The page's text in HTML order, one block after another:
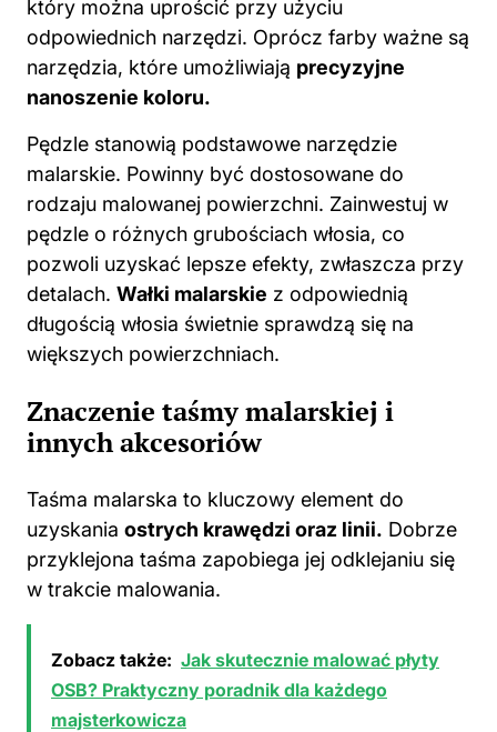
który można uprościć przy użyciu
odpowiednich narzędzi. Oprócz farby ważne są
narzędzia, które umożliwiają precyzyjne
nanoszenie koloru.
Pędzle stanowią podstawowe narzędzie
malarskie. Powinny być dostosowane do
rodzaju malowanej powierzchni. Zainwestuj w
pędzle o różnych grubościach włosia, co
pozwoli uzyskać lepsze efekty, zwłaszcza przy
detalach. Wałki malarskie z odpowiednią
długością włosia świetnie sprawdzą się na
większych powierzchniach.
Znaczenie taśmy malarskiej i
innych akcesoriów
Taśma malarska to kluczowy element do
uzyskania ostrych krawędzi oraz linii. Dobrze
przyklejona taśma zapobiega jej odklejaniu się
w trakcie malowania.
Zobacz także: Jak skutecznie malować płyty
OSB? Praktyczny poradnik dla każdego
majsterkowicza